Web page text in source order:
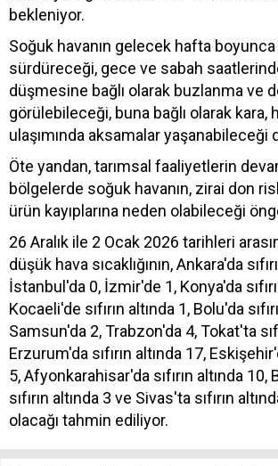
bekleniyor.
Soğuk havanın gelecek hafta
sürdüreceği, gece ve sabah
düşmesine bağlı olarak buzlanma ve
görülebileceği, buna bağlı olarak kara,
ulaşımında aksamalar yaşanabileceği
Öte yandan, tarımsal faaliyetlerin
bölgelerde soğuk havanın, zirai don
ürün kayıplarına neden olabileceği
26 Aralık ile 2 Ocak 2026 tarihleri
düşük hava sıcaklığının, Ankara'da
İstanbul'da 0, İzmir'de 1, Konya'da
Kocaeli'de sıfırın altında 1, Bolu'da
Samsun'da 2, Trabzon'da 4, Tokat'ta
Erzurum'da sıfırın altında 17,
5, Afyonkarahisar'da sıfırın altında 10,
sıfırın altında 3 ve Sivas'ta sıfırın
olacağı tahmin ediliyor.